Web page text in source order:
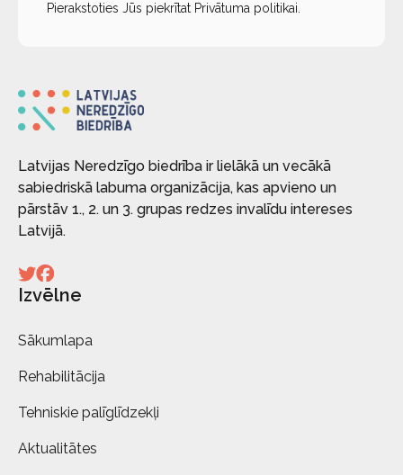
Pierakstoties Jūs piekrītat Privātuma politikai
Latvijas Neredzīgo biedrība ir lielākā un vecākā
sabiedriskā labuma organizācija, kas apvieno un
pārstāv 1., 2. un 3. grupas redzes invalīdu intereses
Latvijā.
Izvēlne
Sākumlapa
Rehabilitācija
Tehniskie palīglīdzekļi
Aktualitātes